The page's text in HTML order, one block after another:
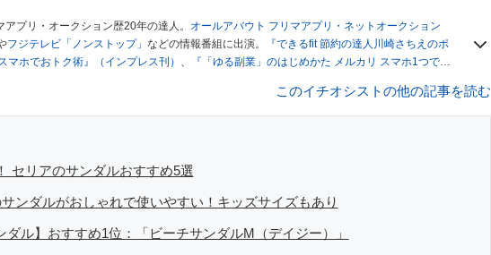
プリ・オークション歴20年の達人。
オールアバウト フリマアプリ・ネットオークション
フジテレビ「ノンストップ」 などの情報番組に出演。
『できるfit 節約の達人川崎さちえのポ
マホでおトク術』（インプレス刊）
『「ゆる副業」のはじめかた メルカリ スマホ1つでス
をするために、突然会社を辞める。翌月からの給料が０円になり、家にいながら、しかも空
ンに目をつける。しかし、取引の仕方がわからずに、まずは落札者として参加。その後、出
く、「ネットオークションやフリマアプリは生活のインフラになる」という考えを持つ。ま
は、ネットオークションやフリマアプリが家計の救世主になりえると考え、業者とは違う視
このイチオシストの他の記事を読む
セリアのサンダルおすすめ5選
ンダルがおしゃれで使いやすい！キッズサイズもあり
ダル】おすすめ1位：「ビーチサンダルM（デイジー）」